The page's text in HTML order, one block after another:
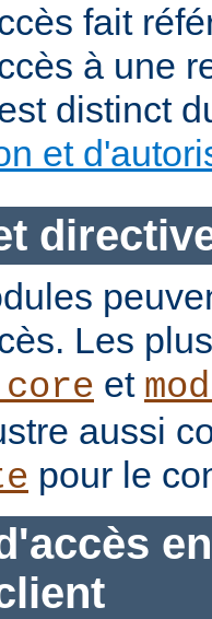
fait
à une
distinct
et
Les
et
aussi
pour le